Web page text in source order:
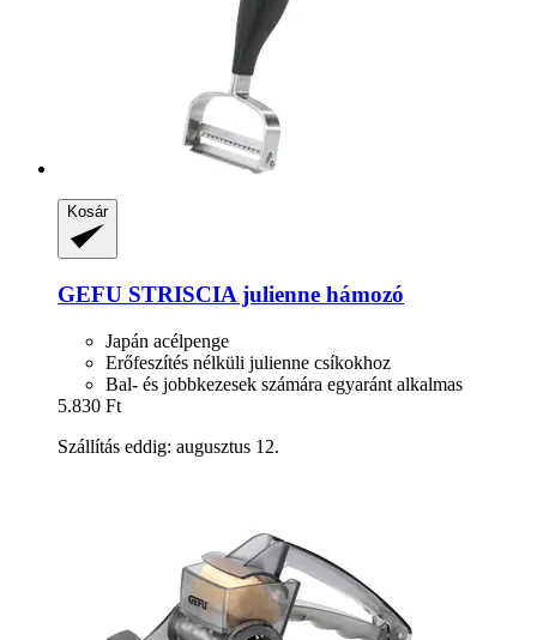
Kosár
GEFU STRISCIA julienne hámozó
Japán acélpenge
Erőfeszítés nélküli julienne csíkokhoz
Bal- és jobbkezesek számára egyaránt alkalmas
5.830 Ft
Szállítás eddig: augusztus 12.